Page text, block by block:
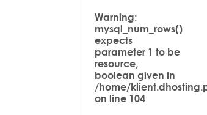
Warning:
mysql_num_rows()
expects
parameter 1 to be
resource,
boolean given in
/home/
on line 104